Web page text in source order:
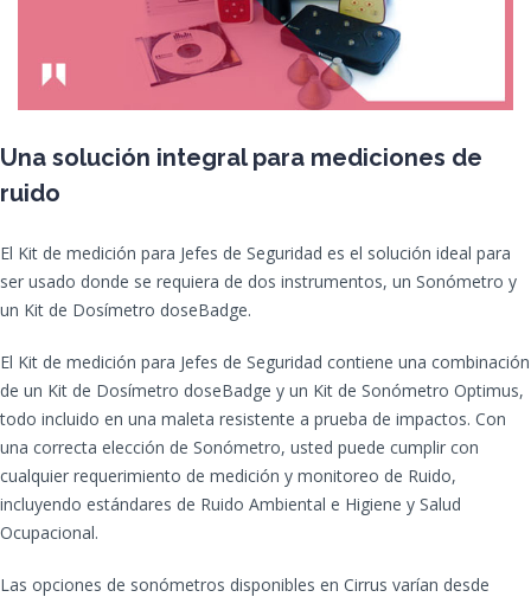
Una solución integral para mediciones de
ruido
El Kit de medición para Jefes de Seguridad es el solución ideal para
ser usado donde se requiera de dos instrumentos, un Sonómetro y
un Kit de Dosímetro doseBadge.
El Kit de medición para Jefes de Seguridad contiene una combinación
de un Kit de Dosímetro doseBadge y un Kit de Sonómetro Optimus,
todo incluido en una maleta resistente a prueba de impactos. Con
una correcta elección de Sonómetro, usted puede cumplir con
cualquier requerimiento de medición y monitoreo de Ruido,
incluyendo estándares de Ruido Ambiental e Higiene y Salud
Ocupacional.
Las opciones de sonómetros disponibles en Cirrus varían desde